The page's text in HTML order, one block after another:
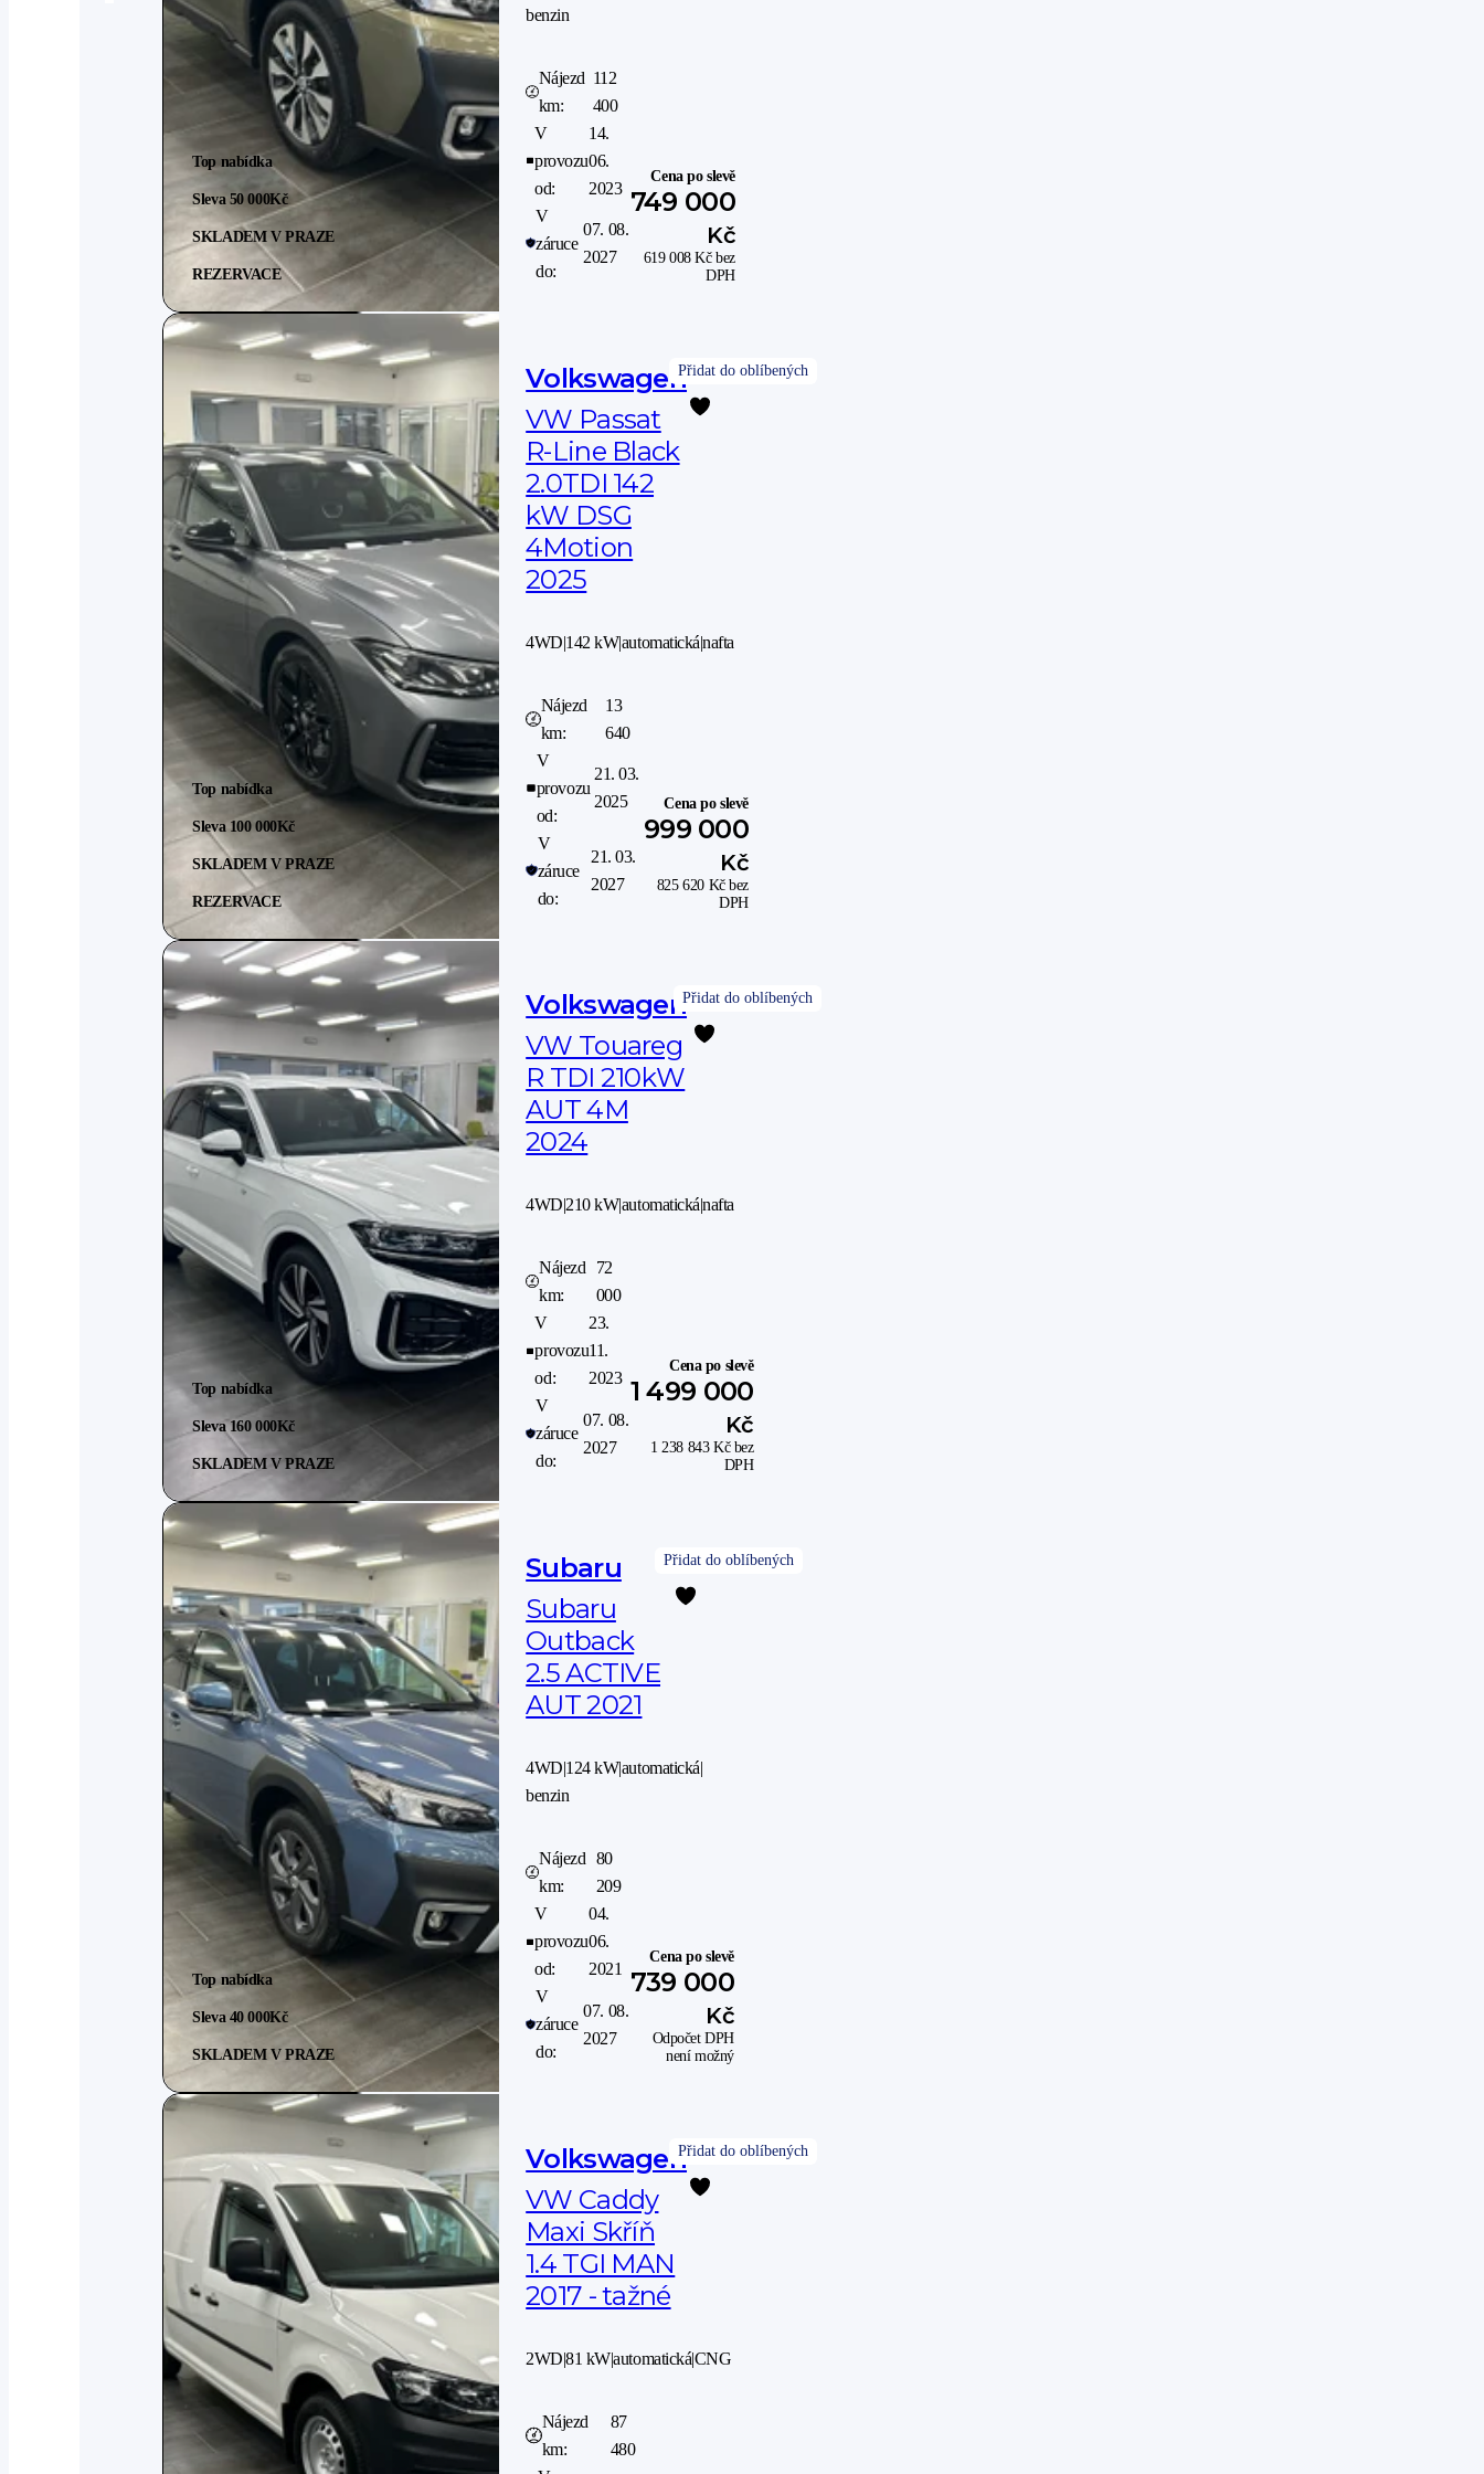
benzin
Nájezd
km:
112
400
V
provozu
od:
14.
06.
2023
V
záruce
do:
07. 08.
2027
Cena po slevě
749 000
Kč
619 008Kčbez
DPH
Top nabídka
Sleva 50 000Kč
SKLADEM V PRAZE
REZERVACE
Volkswagen
VW Passat
R-Line Black
2.0TDI 142
kW DSG
4Motion
2025
4WD|142 kW|automatická|nafta
Nájezd
km:
13
640
V
provozu
od:
21. 03.
2025
V
záruce
do:
21. 03.
2027
Cena po slevě
999 000
Kč
825 620Kčbez
DPH
Top nabídka
Sleva 100 000Kč
SKLADEM V PRAZE
REZERVACE
Volkswagen
VW Touareg
R TDI 210kW
AUT 4M
2024
4WD|210 kW|automatická|nafta
Nájezd
km:
72
000
V
provozu
od:
23.
11.
2023
V
záruce
do:
07. 08.
2027
Cena po slevě
1 499 000
Kč
1 238 843Kčbez
DPH
Top nabídka
Sleva 160 000Kč
SKLADEM V PRAZE
Subaru
Subaru
Outback
2.5 ACTIVE
AUT 2021
4WD|124 kW|automatická|
benzin
Nájezd
km:
80
209
V
provozu
od:
04.
06.
2021
V
záruce
do:
07. 08.
2027
Cena po slevě
739 000
Kč
Odpočet DPH
není možný
Top nabídka
Sleva 40 000Kč
SKLADEM V PRAZE
Volkswagen
VW Caddy
Maxi Skříň
1.4 TGI MAN
2017 - tažné
2WD|81 kW|automatická|CNG
Nájezd
km:
87
480